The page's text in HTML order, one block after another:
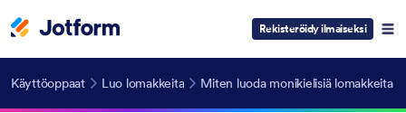
Rekisteröidy ilmaiseksi
Käyttöoppaat Luo lomakkeita Miten luoda monikielisiä lomakkeita